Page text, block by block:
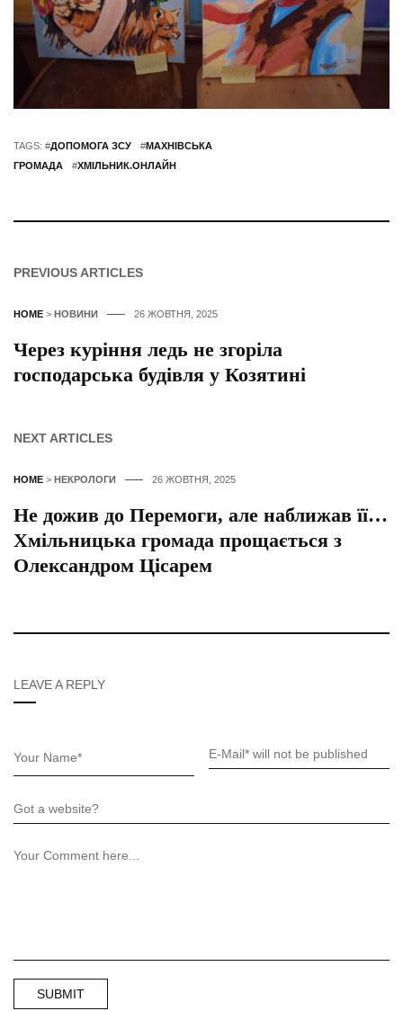
TAGS: #ДОПОМОГА ЗСУ #МАХНІВСЬКА
ГРОМАДА
#ХМІЛЬНИК.ОНЛАЙН
PREVIOUS ARTICLES
HOME > НОВИНИ 26 ЖОВТНЯ, 2025
Через куріння ледь не згоріла
господарська будівля у Козятині
NEXT ARTICLES
HOME > НЕКРОЛОГИ 26 ЖОВТНЯ, 2025
Не дожив до Перемоги, але наближав її…
Хмільницька громада прощається з
Олександром Цісарем
LEAVE A REPLY